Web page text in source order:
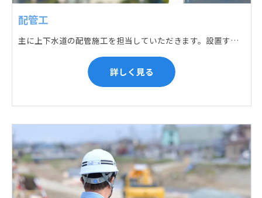
配管工
主に上下水道の配管施工を担当していただきます。設置する場所に応じて配管の形状や流れを工夫する管加工、ねじ切り、管締め、そして管据付作業になり、5人以上のチームで動くことが多いです。
詳しく見る